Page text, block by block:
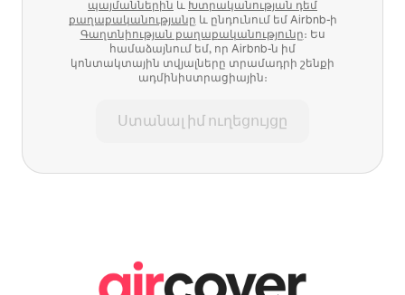
պայմաններին և Խտրականության դեմ
քաղաքականությանը և ընդունում եմ Airbnb-ի
Գաղտնիության քաղաքականությունը։ Ես
համաձայնում եմ, որ Airbnb-ն իմ
կոնտակտային տվյալները տրամադրի շենքի
ադմինիստրացիային։
Ստանալ իմ ուղեցույցը